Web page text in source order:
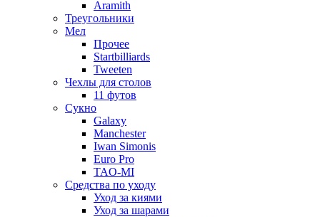
Aramith
Треугольники
Мел
Прочее
Startbilliards
Tweeten
Чехлы для столов
11 футов
Сукно
Galaxy
Manchester
Iwan Simonis
Euro Pro
TAO-MI
Средства по уходу
Уход за киями
Уход за шарами